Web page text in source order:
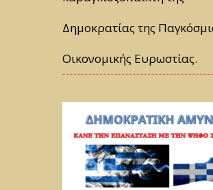
Δημοκρατίας της
Οικονομικής Ευρωστίας.